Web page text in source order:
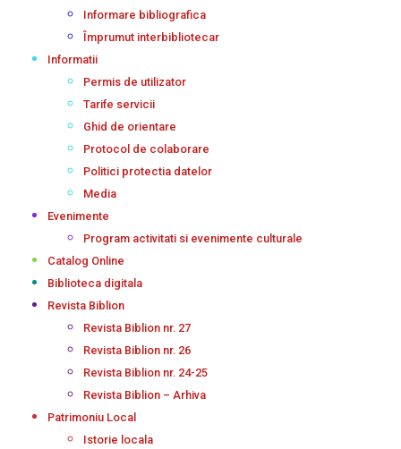
Informare bibliografica
Împrumut interbibliotecar
Informatii
Permis de utilizator
Tarife servicii
Ghid de orientare
Protocol de colaborare
Politici protectia datelor
Media
Evenimente
Program activitati si evenimente culturale
Catalog Online
Biblioteca digitala
Revista Biblion
Revista Biblion nr. 27
Revista Biblion nr. 26
Revista Biblion nr. 24-25
Revista Biblion – Arhiva
Patrimoniu Local
Istorie locala